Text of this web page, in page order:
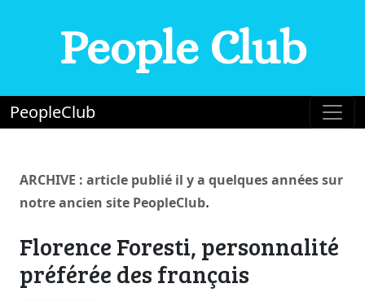
People Club
PeopleClub
ARCHIVE : article publié il y a quelques années sur
notre ancien site PeopleClub.
Florence Foresti, personnalité
préférée des français